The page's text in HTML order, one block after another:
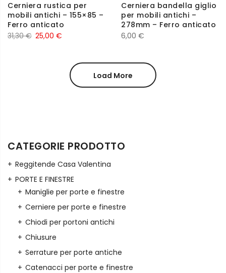
Cerniera rustica per
mobili antichi – 155×85 –
Ferro anticato
31,30€ 25,00 €
Cerniera bandella giglio
per mobili antichi –
278mm – Ferro anticato
6,00 €
Load More
CATEGORIE PRODOTTO
Reggitende Casa Valentina
PORTE E FINESTRE
Maniglie per porte e finestre
Cerniere per porte e finestre
Chiodi per portoni antichi
Chiusure
Serrature per porte antiche
Catenacci per porte e finestre